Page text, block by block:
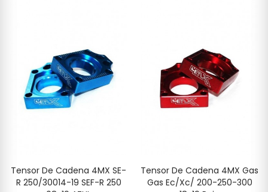
Tensor De Cadena 4MX SE-
R 250/30014-19 SEF-R 250
Tensor De Cadena 4MX Gas
Gas Ec/Xc/ 200-250-300